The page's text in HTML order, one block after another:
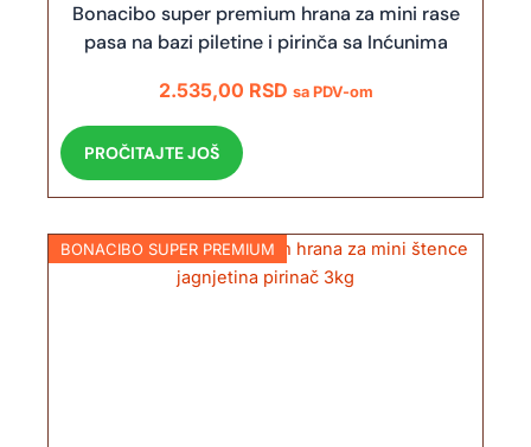
Bonacibo super premium hrana za mini rase
pasa na bazi piletine i pirinča sa Inćunima
2.535,00 RSD sa PDV-om
PROČITAJTE JOŠ
BONACIBO SUPER PREMIUM